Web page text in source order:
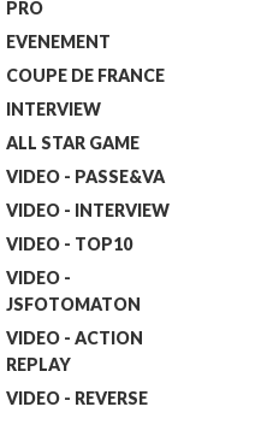
PRO
EVENEMENT
COUPE DE FRANCE
INTERVIEW
ALL STAR GAME
VIDEO - PASSE&VA
VIDEO - INTERVIEW
VIDEO - TOP10
VIDEO -
JSFOTOMATON
VIDEO - ACTION
REPLAY
VIDEO - REVERSE